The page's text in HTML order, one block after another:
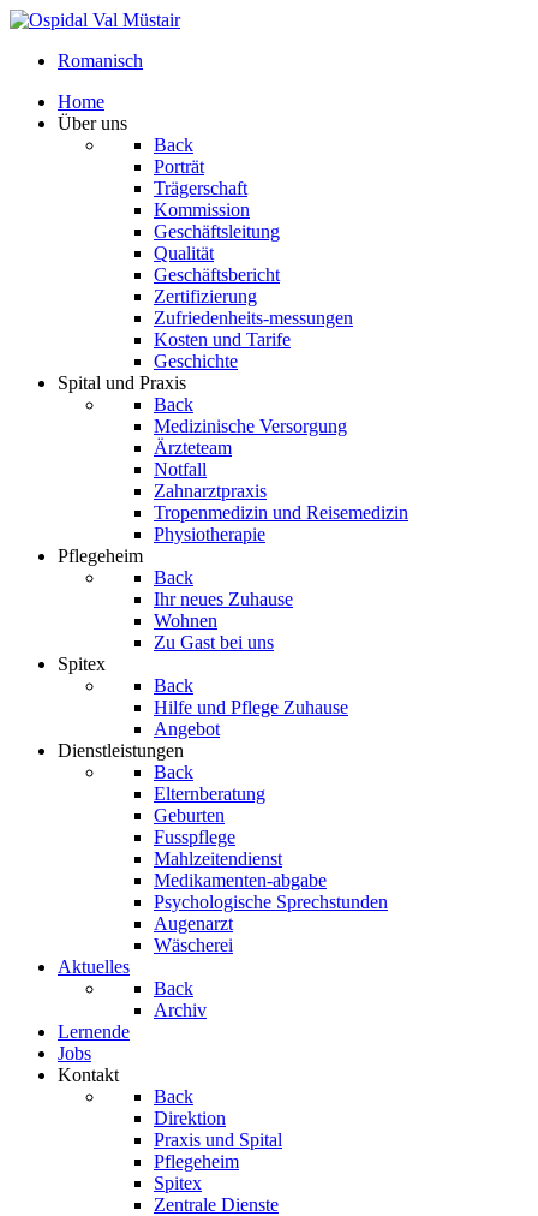
Romanisch
Home
Über uns
Back
Porträt
Trägerschaft
Kommission
Geschäftsleitung
Qualität
Geschäftsbericht
Zertifizierung
Zufriedenheits-messungen
Kosten und Tarife
Geschichte
Spital und Praxis
Back
Medizinische Versorgung
Ärzteteam
Notfall
Zahnarztpraxis
Tropenmedizin und Reisemedizin
Physiotherapie
Pflegeheim
Back
Ihr neues Zuhause
Wohnen
Zu Gast bei uns
Spitex
Back
Hilfe und Pflege Zuhause
Angebot
Dienstleistungen
Back
Elternberatung
Geburten
Fusspflege
Mahlzeitendienst
Medikamenten-abgabe
Psychologische Sprechstunden
Augenarzt
Wäscherei
Aktuelles
Back
Archiv
Lernende
Jobs
Kontakt
Back
Direktion
Praxis und Spital
Pflegeheim
Spitex
Zentrale Dienste